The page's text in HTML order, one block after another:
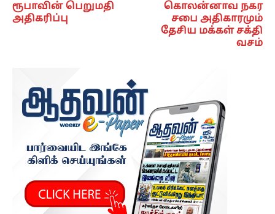
ரூபாவின் பெறுமதி
அதிகரிப்பு
கொலன்னாவ நகர
சபை அதிகாரமும்
தேசிய மக்கள் சக்தி
வசம்